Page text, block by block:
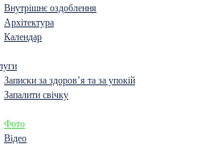
Внутрішнє оздоблення
Архітектура
Календар
Записки за здоров’я та за упокій
Запалити свічку
Фото
Відео